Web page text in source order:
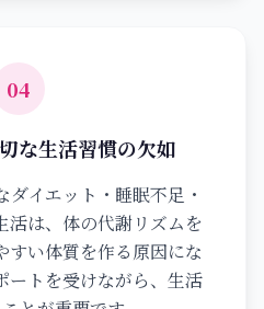
04
な生活習慣の欠如
イエット・睡眠不足・
活は、体の代謝リズムを
すい体質を作る原因にな
ートを受けながら、生活